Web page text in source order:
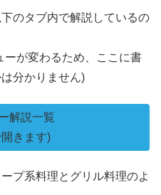
のタブ内で解説しているの
ーが変わるため、ここに書
分かりません)
解説一覧
きます)
プ系料理とグリル料理のよ